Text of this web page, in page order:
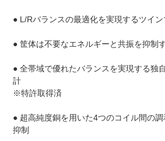
● L/Rバランスの最適化を実現するツイ
● 筐体は不要なエネルギーと共振を抑制
● 全帯域で優れたバランスを実現する独
計
※特許取得済
● 超高純度銅を用いた4つのコイル間の
抑制